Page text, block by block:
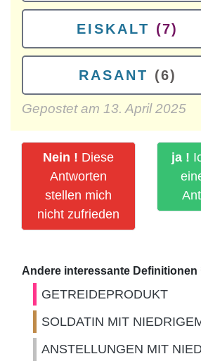
EISKALT (7)
RASANT (6)
Gepostet am 13. April 2025
Nein ! Diese
Antworten
stellen mich
nicht zufrieden
ja !
Andere interessante Definitionen
GETREIDEPRODUKT
SOLDATIN MIT
ANSTELLUNGEN MIT